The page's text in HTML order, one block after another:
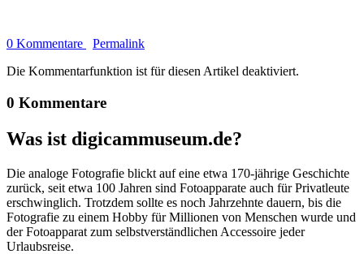
0 Kommentare
Permalink
Die Kommentarfunktion ist für diesen Artikel deaktiviert.
0 Kommentare
Was ist digicammuseum.de?
Die analoge Fotografie blickt auf eine etwa 170-jährige Geschichte
zurück, seit etwa 100 Jahren sind Fotoapparate auch für Privatleute
erschwinglich. Trotzdem sollte es noch Jahrzehnte dauern, bis die
Fotografie zu einem Hobby für Millionen von Menschen wurde und
der Fotoapparat zum selbstverständlichen Accessoire jeder
Urlaubsreise.